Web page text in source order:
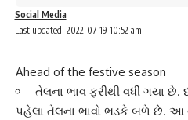
Last updated: 2022-07-19 10:52 am
Social Media
Ahead of the festive season
તેલના ભાવ ફરીથી વધી ગયા છે.
પહેલા તેલના ભાવો ભડકે બળે છે.